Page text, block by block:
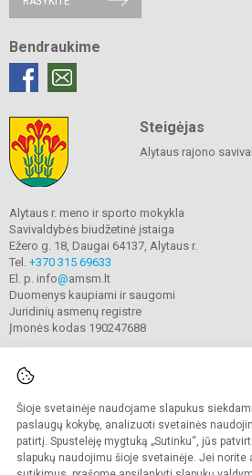
Šioje svetainėje naudojame slapukus
paslaugų kokybę, analizuoti svetainės
patirtį. Spustelėję mygtuką „Sutinku“, jūs
slapukų naudojimu šioje svetainėje. Jei norite
Bendraukime
Steigėjas
Alytaus rajono
Alytaus r. meno ir sporto mokykla
Savivaldybės biudžetinė įstaiga
Ežero g. 18, Daugai 64137, Alytaus r.
Tel. +370 315 69633
El. p. info@amsm.lt
Duomenys kaupiami ir saugomi
Juridinių asmenų registre
Įmonės kodas 190247688
© 2020. Alytaus r. meno ir sporto mokykla.
Kopijuoti turinį be raštiško mokyklos
Prieinamumo paraiška